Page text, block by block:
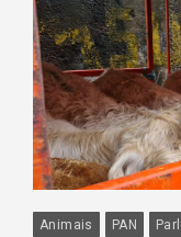
Animais PAN